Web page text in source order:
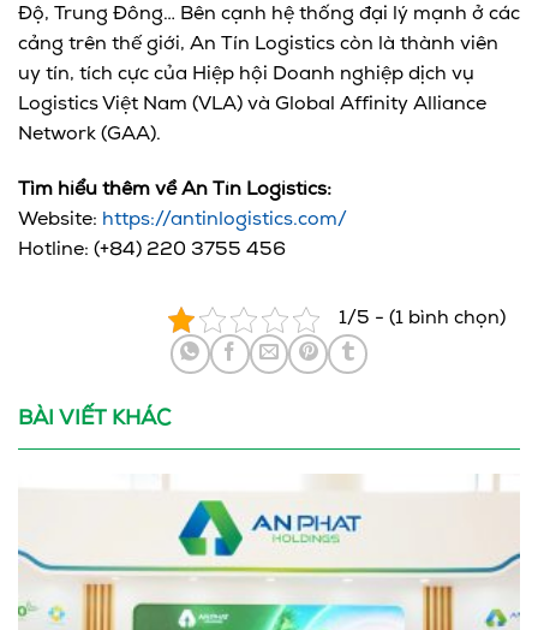
Độ, Trung Đông… Bên cạnh hệ thống đại lý mạnh ở các
cảng trên thế giới, An Tín Logistics còn là thành viên
uy tín, tích cực của Hiệp hội Doanh nghiệp dịch vụ
Logistics Việt Nam (VLA) và Global Affinity Alliance
Network (GAA).
Tìm hiểu thêm về An Tín Logistics:
Website: https://antinlogistics.com/
Hotline: (+84) 220 3755 456
1/5 - (1 bình chọn)
BÀI VIẾT KHÁC